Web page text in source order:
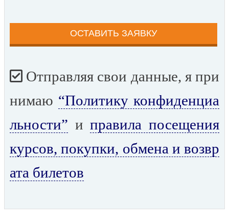
Отправляя свои данные, я при
нимаю “Политику конфиденциа
льности” иправила посещения
курсов, покупки, обмена и возвр
ата билетов